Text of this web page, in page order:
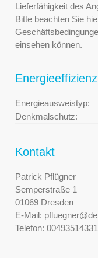
Lieferfähigkeit des
Bitte beachten Sie
einsehen können.
Energieeffizienz
Energieausweistyp:
Denkmalschutz:
Kontakt
Patrick Pflügner
Semperstraße 1
01069 Dresden
E-Mail:
Telefon: